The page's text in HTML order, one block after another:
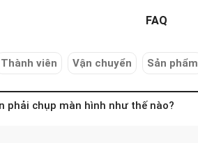
FAQ
Thành viên Vận chuyển Sản phẩm
phải chụp màn hình như thế nào?